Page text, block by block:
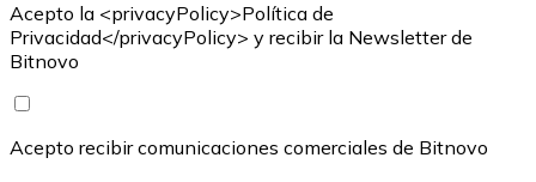
Acepto la <privacyPolicy>Política de
Privacidad</privacyPolicy> y recibir la Newsletter de
Bitnovo
Acepto recibir comunicaciones comerciales de Bitnovo